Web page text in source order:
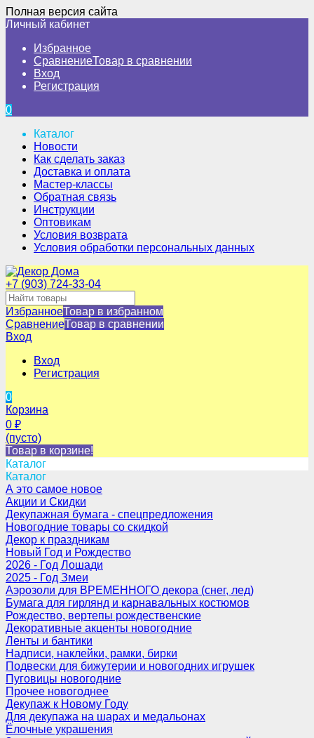
Полная версия сайта
Личный кабинет
Избранное
СравнениеТовар в сравнении
Вход
Регистрация
0
Каталог
Новости
Как сделать заказ
Доставка и оплата
Мастер-классы
Обратная связь
Инструкции
Оптовикам
Условия возврата
Условия обработки персональных данных
+7 (903) 724-33-04
ИзбранноеТовар в избранном
СравнениеТовар в сравнении
Вход
Вход
Регистрация
0
Корзина
0 ₽
(пусто)
Товар в корзине!
Каталог
Каталог
А это самое новое
Акции и Скидки
Декупажная бумага - спецпредложения
Новогодние товары со скидкой
Декор к праздникам
Новый Год и Рождество
2026 - Год Лошади
2025 - Год Змеи
Аэрозоли для ВРЕМЕННОГО декора (снег, лед)
Бумага для гирлянд и карнавальных костюмов
Рождество, вертепы рождественские
Декоративные акценты новогодние
Ленты и бантики
Надписи, наклейки, рамки, бирки
Подвески для бижутерии и новогодних игрушек
Пуговицы новогодние
Прочее новогоднее
Декупаж к Новому Году
Для декупажа на шарах и медальонах
Ёлочные украшения